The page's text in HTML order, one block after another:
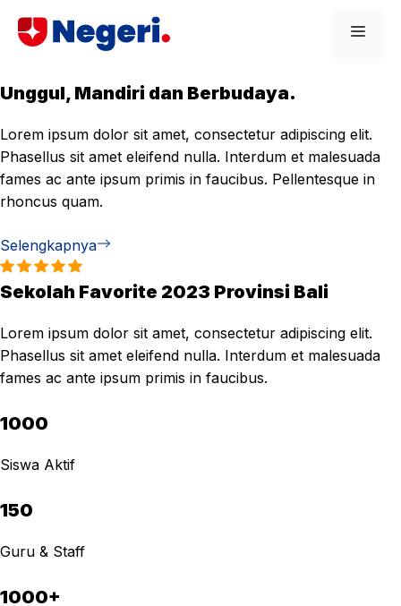
Unggul, Mandiri dan Berbudaya.
Lorem ipsum dolor sit amet, consectetur adipiscing elit.
Phasellus sit amet eleifend nulla. Interdum et malesuada
fames ac ante ipsum primis in faucibus. Pellentesque in
rhoncus quam.
Selengkapnya
Sekolah Favorite 2023 Provinsi Bali
Lorem ipsum dolor sit amet, consectetur adipiscing elit.
Phasellus sit amet eleifend nulla. Interdum et malesuada
fames ac ante ipsum primis in faucibus.
1000
Siswa Aktif
150
Guru & Staff
1000+